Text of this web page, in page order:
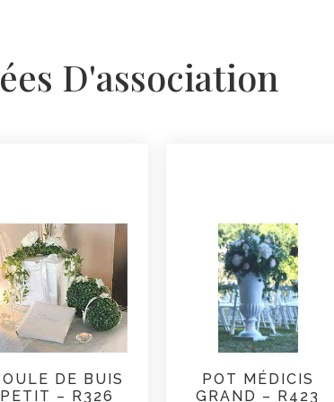
D'association
DE BUIS
PETIT – R326
POT MÉDICIS
GRAND – R423